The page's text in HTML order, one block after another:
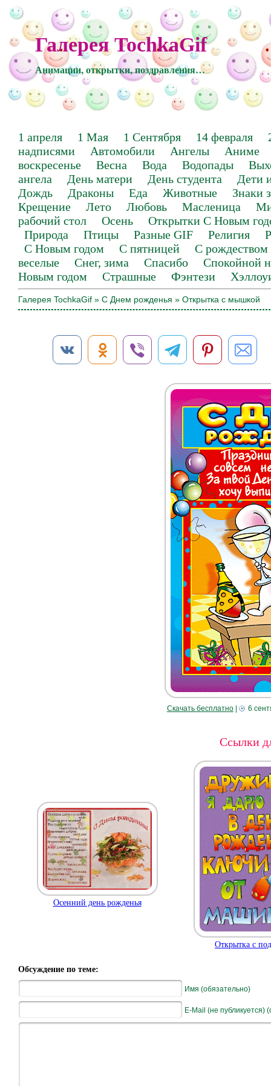
Галерея TochkaGif
Анимации, открытки, поздравления…
1 апреля 1 Мая 1 Сентября 14 февраля
надписями
Автомобили Ангелы
Аниме
воскресенье
Весна Вода Водопады
ангела
День матери День студента
Дети
Дождь
Драконы Еда Животные
Знаки
Крещение
Лето Любовь Масленица
рабочий стол
Осень
Открытки С Новым
Природа
Птицы Разные GIF Религия
С Новым годом
С пятницей
С рождеством
веселые
Снег, зима Спасибо
Спокойной
Новым годом
Страшные Фэнтези
Галерея TochkaGif » С Днем рожденья » Открытка с мышкой
Скачать бесплатно 6
Ссылки
Осенний день рожденья
Открытка с
Обсуждение по теме:
Имя (обязательно)
E-Mail (не публикуется)